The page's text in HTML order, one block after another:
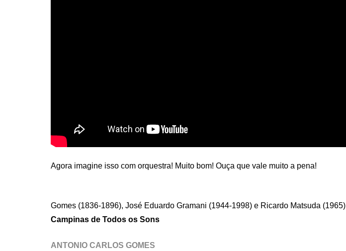
Agora imagine isso com orquestra! Muito bom! Ouça que vale muito a pena!
Gomes (1836-1896), José Eduardo Gramani (1944-1998) e Ricardo Matsuda (1965)
Campinas de Todos os Sons
ANTONIO CARLOS GOMES